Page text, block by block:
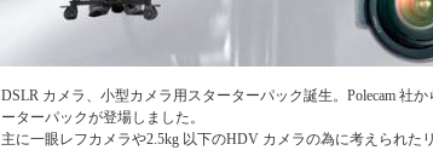
DSLR カメラ、小型カメラ用スターターパック誕生。Polecam 社
ーターパックが登場しました。
主に一眼レフカメラや2.5kg 以下のHDV カメラの為に考えられた